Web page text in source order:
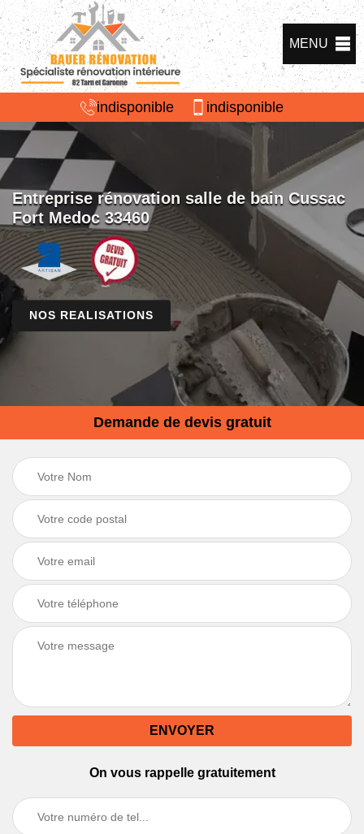
MENU
indisponible indisponible
Entreprise rénovation salle de bain Cussac
Fort Medoc 33460
NOS REALISATIONS
Demande de devis gratuit
On vous rappelle gratuitement